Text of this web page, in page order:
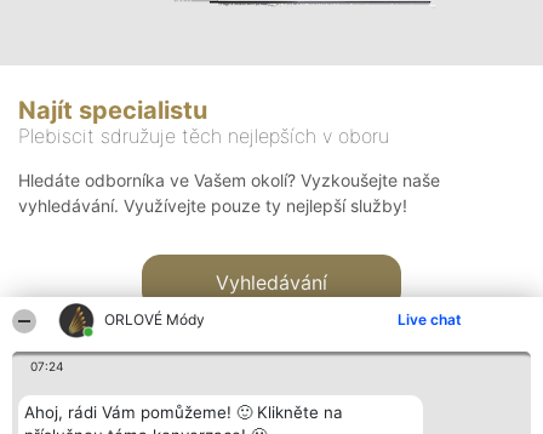
ORLOVÉ Módy Live chat
07:24
Ahoj, rádi Vám pomůžeme! 🙂 Klikněte na
Najít specialistu
Plebiscit sdružuje těch nejlepších v oboru
Hledáte odborníka ve Vašem okolí? Vyzkoušejte naše
vyhledávání. Využívejte pouze ty nejlepší služby!
Vyhledávání